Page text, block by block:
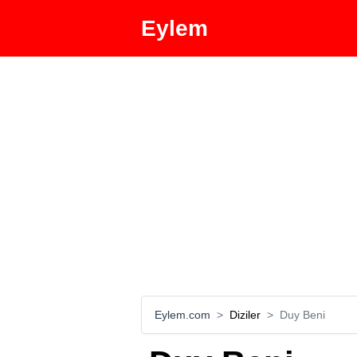
Eylem
Eylem.com Diziler Duy Beni